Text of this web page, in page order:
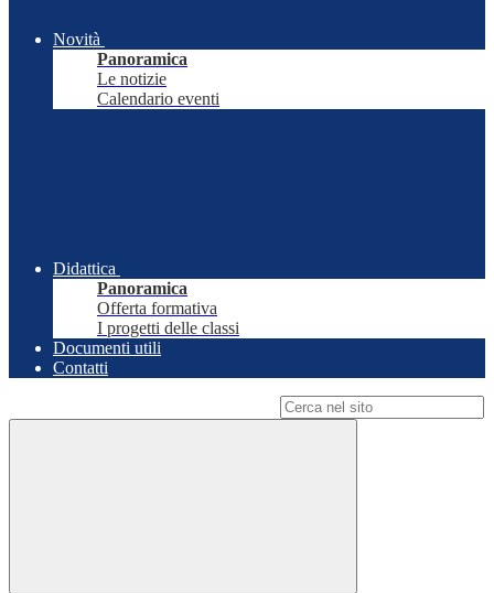
Novità
Panoramica
Le notizie
Calendario eventi
Didattica
Panoramica
Offerta formativa
I progetti delle classi
Documenti utili
Contatti